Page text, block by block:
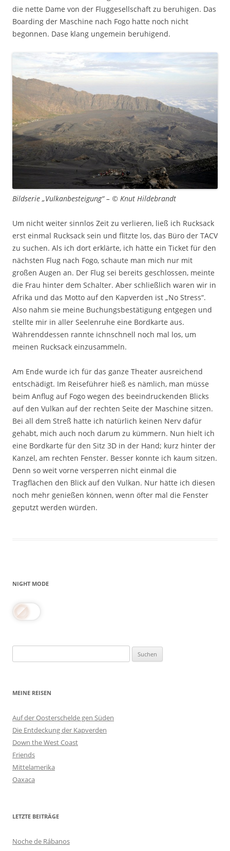
die nette Dame von der Fluggesellschaft zu beruhigen. Das
Boarding der Maschine nach Fogo hatte noch nicht
begonnen. Dase klang ungemein beruhigend.
Bildserie „Vulkanbesteigung“ – © Knut Hildebrandt
Um nicht weiter sinnlos Zeit zu verlieren, ließ ich Rucksack
erst einmal Rucksack sein und flitzte los, das Büro der TACV
zu suchen. Als ich dort erklärte, ich hätte ein Ticket für den
nächsten Flug nach Fogo, schaute man mich nur mit
großen Augen an. Der Flug sei bereits geschlossen, meinte
die Frau hinter dem Schalter. Aber schließlich waren wir in
Afrika und das Motto auf den Kapverden ist „No Stress“.
Also nahm sie meine Buchungsbestätigung entgegen und
stellte mir in aller Seelenruhe eine Bordkarte aus.
Währenddessen rannte ichnschnell noch mal los, um
meinen Rucksack einzusammeln.
Am Ende wurde ich für das ganze Theater ausreichend
entschädigt. Im Reiseführer hieß es nämlich, man müsse
beim Anflug auf Fogo wegen des beeindruckenden Blicks
auf den Vulkan auf der rechten Seite der Maschine sitzen.
Bei all dem Streß hatte ich natürlich keinen Nerv dafür
gehabt, mich auch noch darum zu kümmern. Nun hielt ich
eine Bordkarte für den Sitz 3D in der Hand; kurz hinter der
Kanzel, am rechten Fenster. Besser konnte ich kaum sitzen.
Denn so weit vorne versperren nicht einmal die
Tragflächen den Blick auf den Vulkan. Nur hätte ich diesen
noch mehr genießen können, wenn öfter mal die Fenster
geputzt werden würden.
NIGHT MODE
nach:
MEINE REISEN
Auf der Oosterschelde gen Süden
Die Entdeckung der Kapverden
Down the West Coast
Friends
Mittelamerika
Oaxaca
LETZTE BEITRÄGE
Noche de Rábanos